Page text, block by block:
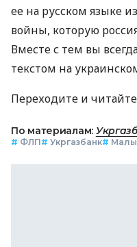
ее на русском языке
войны, которую
Вместе с тем вы
текстом на
Переходите и
По материалам:
# ФЛП# Укргазбанк#